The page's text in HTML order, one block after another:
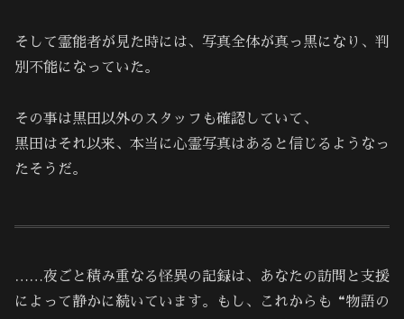
そして霊能者が見た時には、写真全体が真っ黒になり、判
別不能になっていた。
その事は黒田以外のスタッフも確認していて、
黒田はそれ以来、本当に心霊写真はあると信じるようなっ
たそうだ。
……夜ごと積み重なる怪異の記録は、あなたの訪問と支援
によって静かに続いています。もし、これからも“物語の